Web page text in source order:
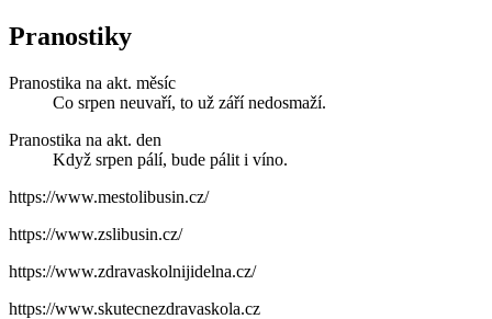
Pranostiky
Pranostika na akt. měsíc
Co srpen neuvaří, to už září nedosmaží.
Pranostika na akt. den
Když srpen pálí, bude pálit i víno.
https://www.mestolibusin.cz/
https://www.zslibusin.cz/
https://www.zdravaskolnijidelna.cz/
https://www.skutecnezdravaskola.cz